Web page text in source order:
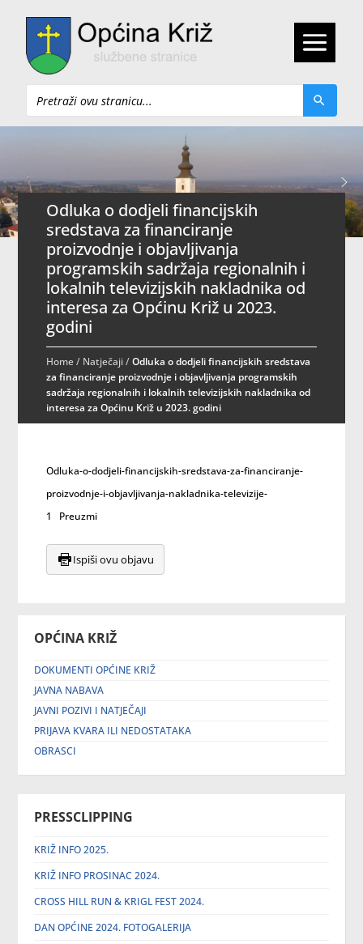
Pretraži
OPĆINA KRIŽ
DOKUMENTI OPĆINE KRIŽ
JAVNA NABAVA
JAVNI POZIVI I NATJEČAJI
PRIJAVA KVARA ILI NEDOSTATAKA
OBRASCI
PRESSCLIPPING
KRIŽ INFO 2025.
KRIŽ INFO PROSINAC 2024.
CROSS HILL RUN & KRIGL FEST 2024.
DAN OPĆINE 2024. FOTOGALERIJA
Odluka o dodjeli financijskih
sredstava za financiranje
proizvodnje i objavljivanja
programskih sadržaja regionalnih i
lokalnih televizijskih nakladnika od
interesa za Općinu Križ u 2023.
godini
Home/ Natječaji/Odluka o dodjeli financijskih sredstava
za financiranje proizvodnje i objavljivanja programskih
sadržaja regionalnih i lokalnih televizijskih nakladnika od
interesa za Općinu Križ u 2023. godini
Odluka-o-dodjeli-financijskih-sredstava-za-financiranje-
proizvodnje-i-objavljivanja-nakladnika-televizije-
1
Preuzmi
Ispiši ovu objavu